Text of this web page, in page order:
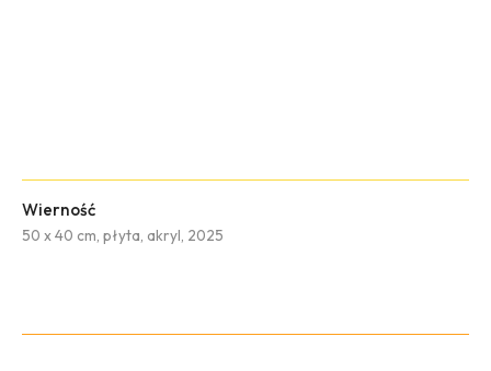
Wierność
50 x 40 cm, płyta, akryl, 2025